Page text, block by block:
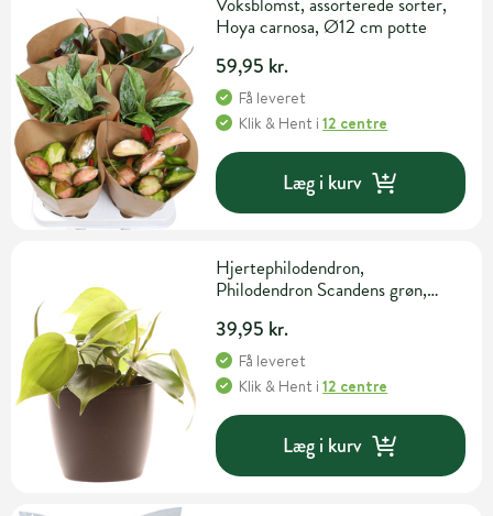
Hoya carnosa, Ø12 cm potte
59,95 kr.
Få leveret
Klik & Hent i12 centre
Læg i kurv
Hjertephilodendron,
Philodendron Scandens grøn,
39,95 kr.
Få leveret
Klik & Hent i12 centre
Læg i kurv